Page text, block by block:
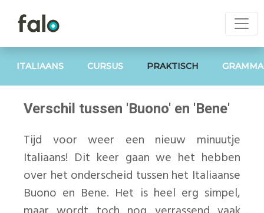
ITALIAANS CURSUS PRAKTISCH
Verschil tussen 'Buono' en 'Bene'
Tijd voor weer een nieuw minuutje
Italiaans! Dit keer gaan we het hebben
over het onderscheid tussen het Italiaanse
Buono en Bene. Het is heel erg simpel,